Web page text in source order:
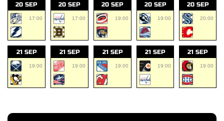
20 SEP
17:00
20 SEP
17:00
20 SEP
19:00
20 SEP
19:00
20 SEP
20:00
21 SEP
19:00
21 SEP
19:00
21 SEP
19:00
21 SEP
19:00
21 SEP
19:00